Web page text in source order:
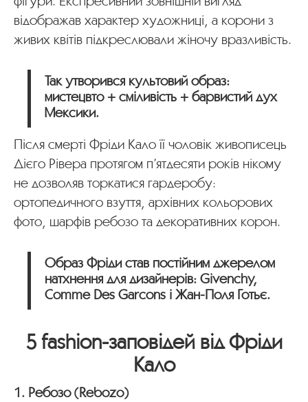
відображав характер художниці, а корони з
живих квітів підкреслювали жіночу вразливість.
Так утворився культовий образ:
мистецвто + сміливість + барвистий дух
Мексики.
Після смерті Фріди Кало її чоловік живописець
Дієго Рівера протягом п’ятдесяти років нікому
не дозволяв торкатися гардеробу:
ортопедичного взуття, архівних кольорових
фото, шарфів ребозо та декоративних корон.
Образ Фріди став постійним джерелом
натхнення для дизайнерів: Givenchy,
Comme Des Garcons і Жан-Поля Готьє.
5 fashion-заповідей від Фріди
Кало
1. Ребозо (Rebozo)